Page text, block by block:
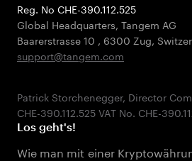
Reg. No CHE-390.112.525
Global Headquarters, Tangem AG
Baarerstrasse 10 , 6300 Zug,
support@tangem.com
Patrick Storchenegger, Director
Los geht's!
Wie man mit einer